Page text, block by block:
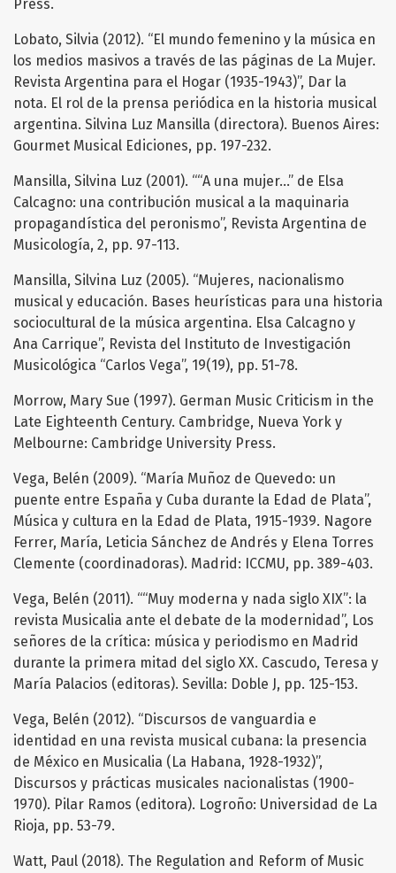
Press.
Lobato, Silvia (2012). “El mundo femenino y la música en
los medios masivos a través de las páginas de La Mujer.
Revista Argentina para el Hogar (1935-1943)”, Dar la
nota. El rol de la prensa periódica en la historia musical
argentina. Silvina Luz Mansilla (directora). Buenos Aires:
Gourmet Musical Ediciones, pp. 197-232.
Mansilla, Silvina Luz (2001). ““A una mujer…” de Elsa
Calcagno: una contribución musical a la maquinaria
propagandística del peronismo”, Revista Argentina de
Musicología, 2, pp. 97-113.
Mansilla, Silvina Luz (2005). “Mujeres, nacionalismo
musical y educación. Bases heurísticas para una historia
sociocultural de la música argentina. Elsa Calcagno y
Ana Carrique”, Revista del Instituto de Investigación
Musicológica “Carlos Vega”, 19(19), pp. 51-78.
Morrow, Mary Sue (1997). German Music Criticism in the
Late Eighteenth Century. Cambridge, Nueva York y
Melbourne: Cambridge University Press.
Vega, Belén (2009). “María Muñoz de Quevedo: un
puente entre España y Cuba durante la Edad de Plata”,
Música y cultura en la Edad de Plata, 1915-1939. Nagore
Ferrer, María, Leticia Sánchez de Andrés y Elena Torres
Clemente (coordinadoras). Madrid: ICCMU, pp. 389-403.
Vega, Belén (2011). ““Muy moderna y nada siglo XIX”: la
revista Musicalia ante el debate de la modernidad”, Los
señores de la crítica: música y periodismo en Madrid
durante la primera mitad del siglo XX. Cascudo, Teresa y
María Palacios (editoras). Sevilla: Doble J, pp. 125-153.
Vega, Belén (2012). “Discursos de vanguardia e
identidad en una revista musical cubana: la presencia
de México en Musicalia (La Habana, 1928-1932)”,
Discursos y prácticas musicales nacionalistas (1900-
1970). Pilar Ramos (editora). Logroño: Universidad de La
Rioja, pp. 53-79.
Watt, Paul (2018). The Regulation and Reform of Music